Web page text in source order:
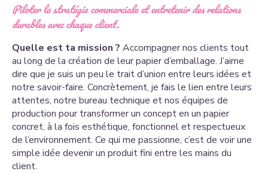
Piloter la stratégie commerciale et entretenir des relations
durables avec chaque client.
Quelle est ta mission ? Accompagner nos clients tout
au long de la création de leur papier d’emballage. J’aime
dire que je suis un peu le trait d’union entre leurs idées et
notre savoir-faire. Concrètement, je fais le lien entre leurs
attentes, notre bureau technique et nos équipes de
production pour transformer un concept en un papier
concret, à la fois esthétique, fonctionnel et respectueux
de l’environnement. Ce qui me passionne, c’est de voir une
simple idée devenir un produit fini entre les mains du
client.